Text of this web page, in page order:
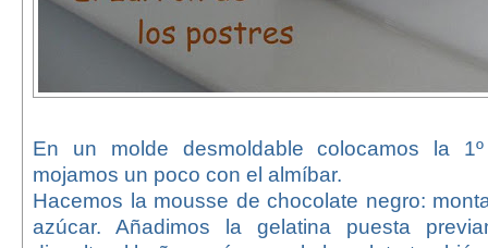
En un molde desmoldable colocamos la
mojamos un poco con el almíbar.
Hacemos la mousse de chocolate negro:
azúcar. Añadimos la gelatina puesta